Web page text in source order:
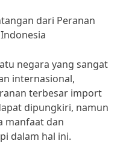
dari Peranan
negara yang sangat
internasional,
terbesar import
dipungkiri, namun
manfaat dan
dalam hal ini.